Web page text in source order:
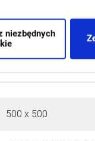
niezbędnych
500 x 500